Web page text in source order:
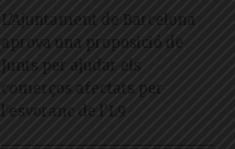
L’Ajuntament de Barcelona
aprova una proposició de
Junts per ajudar els
comerços afectats per
l'esvoranc de l'L9